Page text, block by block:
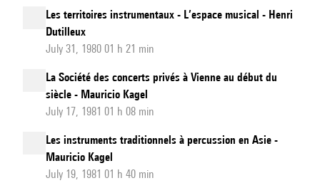
Les territoires instrumentaux - L’espace musical - Henri
Dutilleux
July 31, 1980 01 h 21 min
La Société des concerts privés à Vienne au début du
siècle - Mauricio Kagel
July 17, 1981 01 h 08 min
Les instruments traditionnels à percussion en Asie -
Mauricio Kagel
July 19, 1981 01 h 40 min